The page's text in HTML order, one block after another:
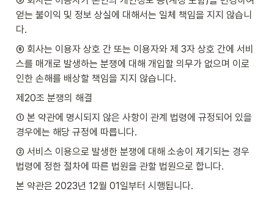
얻는 불이익 및 정보 상실에 대해서는 일체 책임을 지지 않습니
다.
⑥ 회사는 이용자 상호 간 또는 이용자와 제 3자 상호 간에 서비
스를 매개로 발생하는 분쟁에 대해 개입할 의무가 없으며 이로
인한 손해를 배상할 책임을 지지 않습니다.
제20조 분쟁의 해결
① 본 약관에 명시되지 않은 사항이 관계 법령에 규정되어 있을
경우에는 해당 규정에 따릅니다.
② 서비스 이용으로 발생한 분쟁에 대해 소송이 제기되는 경우
법령에 정한 절차에 따른 법원을 관할 법원으로 합니다.
본 약관은 2023년 12월 01일부터 시행됩니다.